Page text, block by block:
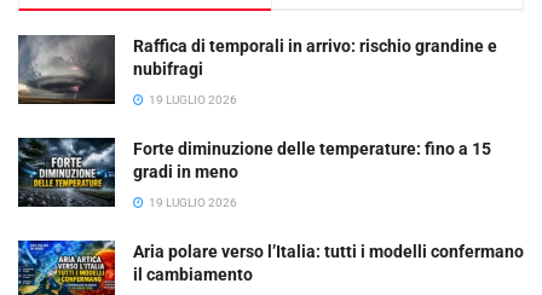
Raffica di temporali in arrivo: rischio grandine e
nubifragi
19 LUGLIO 2026
Forte diminuzione delle temperature: fino a 15
gradi in meno
19 LUGLIO 2026
Aria polare verso l’Italia: tutti i modelli confermano
il cambiamento